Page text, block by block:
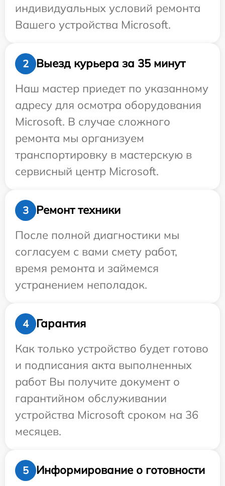
индивидуальных условий ремонта
Вашего устройства Microsoft.
2
Выезд курьера за 35 минут
Наш мастер приедет по указанному
адресу для осмотра оборудования
Microsoft. В случае сложного
ремонта мы организуем
транспортировку в мастерскую в
сервисный центр Microsoft.
3
Ремонт техники
После полной диагностики мы
согласуем с вами смету работ,
время ремонта и займемся
устранением неполадок.
4
Гарантия
Как только устройство будет готово
и подписания акта выполненных
работ Вы получите документ о
гарантийном обслуживании
устройства Microsoft сроком на 36
месяцев.
5 Информирование о готовности